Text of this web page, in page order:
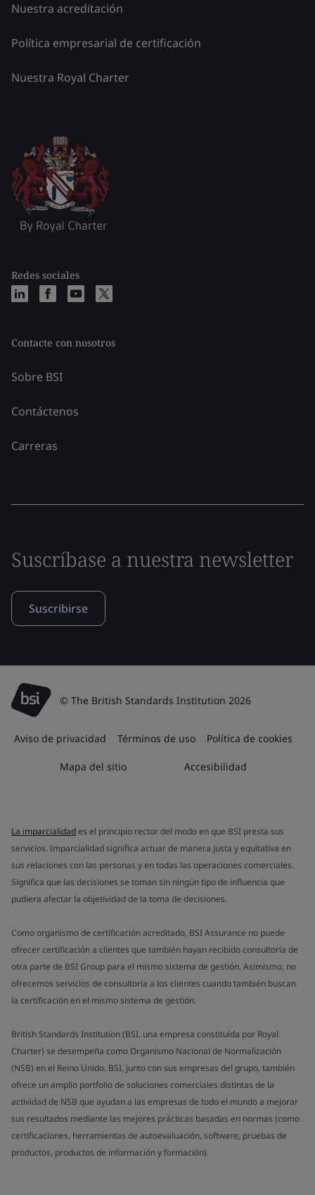
Nuestra acreditación
Política empresarial de certificación
Nuestra Royal Charter
Redes sociales
Contacte con nosotros
Sobre BSI
Contáctenos
Carreras
Suscríbase a nuestra newsletter
Suscribirse
© The British Standards Institution 2026
Aviso de privacidad Términos de uso Política de cookies
Mapa del sitio Accesibilidad
La imparcialidades el principio rector del modo en que BSI presta sus
servicios. Imparcialidad significa actuar de manera justa y equitativa en
sus relaciones con las personas y en todas las operaciones comerciales.
Significa que las decisiones se toman sin ningún tipo de influencia que
pudiera afectar la objetividad de la toma de decisiones.
Como organismo de certificación acreditado, BSI Assurance no puede
ofrecer certificación a clientes que también hayan recibido consultoría de
otra parte de BSI Group para el mismo sistema de gestión. Asimismo, no
ofrecemos servicios de consultoría a los clientes cuando también buscan
la certificación en el mismo sistema de gestión.
British Standards Institution (BSI, una empresa constituida por Royal
Charter) se desempeña como Organismo Nacional de Normalización
(NSB) en el Reino Unido. BSI, junto con sus empresas del grupo, también
ofrece un amplio portfolio de soluciones comerciales distintas de la
actividad de NSB que ayudan a las empresas de todo el mundo a mejorar
sus resultados mediante las mejores prácticas basadas en normas (como
certificaciones, herramientas de autoevaluación, software, pruebas de
productos, productos de información y formación).